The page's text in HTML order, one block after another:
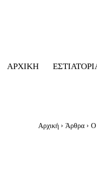
ΑΡΧΙΚΉ
Αρχική Άρθρα Ο